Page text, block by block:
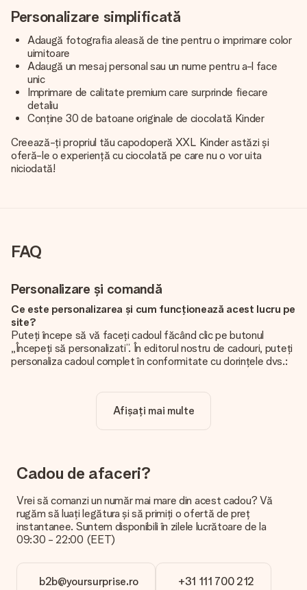
Personalizare simplificată
Adaugă fotografia aleasă de tine pentru o imprimare color
uimitoare
Adaugă un mesaj personal sau un nume pentru a-l face
unic
Imprimare de calitate premium care surprinde fiecare
detaliu
Conține 30 de batoane originale de ciocolată Kinder
Creează-ți propriul tău capodoperă XXL Kinder astăzi și
oferă-le o experiență cu ciocolată pe care nu o vor uita
niciodată!
FAQ
Personalizare și comandă
Ce este personalizarea și cum funcționează acest lucru pe
site?
Puteți începe să vă faceți cadoul făcând clic pe butonul
„Începeți să personalizati”. În editorul nostru de cadouri, puteți
personaliza cadoul complet în conformitate cu dorințele dvs.:
Personalizarea este inclusă în preț?
De unde știu dacă poza mea are calitatea potrivită?
dvs. De aceea, este important să folosiți fotografii de înaltă
calitate. Dacă nu sunteți sigur de calitatea imaginii dvs., vă
rugăm să contactați echipa noastră de servicii pentru clienți și
să includeți fotografia dvs. împreună cu cadoul pe care doriți
Ce formate pot încărca?
Afișați mai multe
Cadou de afaceri?
Vrei să comanzi un număr mai mare din acest cadou? Vă
rugăm să luați legătura și să primiți o ofertă de preț
instantanee. Suntem disponibili în zilele lucrătoare de la
09:30 - 22:00 (EET)
b2b@yoursurprise.ro +31 111 700 212